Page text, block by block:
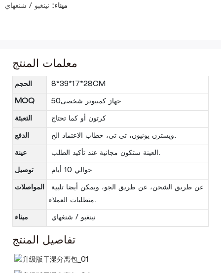
ميناء: نينغبو / شنغهاي
معلمات المنتج
الحجم 8*39*17*28CM
MOQ جهاز كمبيوتر شخصى50
التعبئة كرتون أو كما تحتاج
الدفع ويسترن يونيون، تي تي، خطاب الاعتماد الخ.
عينة العينة ستكون مجانية عند تأكيد الطلب.
توصيل حوالي 10 أيام
المواصلات
متطلبات العملاء.
ميناء نينغبو / شنغهاي
تفاصيل المنتج